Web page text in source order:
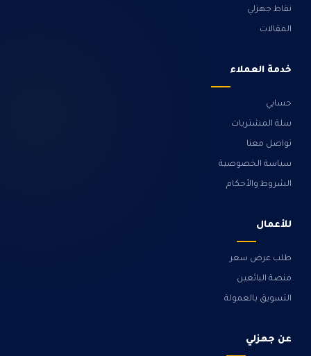
نقاط جهزلي
المقالات
خدمة العملاء
حسابي
سلة المشتريات
تواصل معنا
سياسة الخصوصية
الشروط والأحكام
للأعمال
طلب عرض سعر
منصة البائعين
التسويق بالعمولة
عن جهزلي